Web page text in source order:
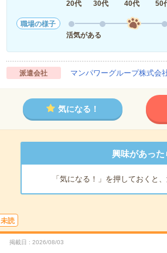
20代
30代 40代 50
職場の様子
活気がある
派遣会社 マンパワーグループ株式
気になる！
興味があっ
「気になる！」を押しておくと
未読
掲載日 2026/08/03